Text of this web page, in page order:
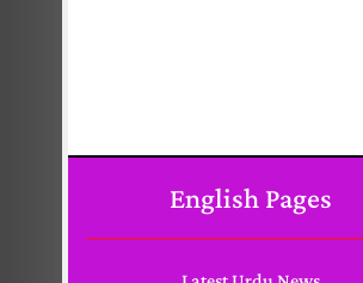
English Pages